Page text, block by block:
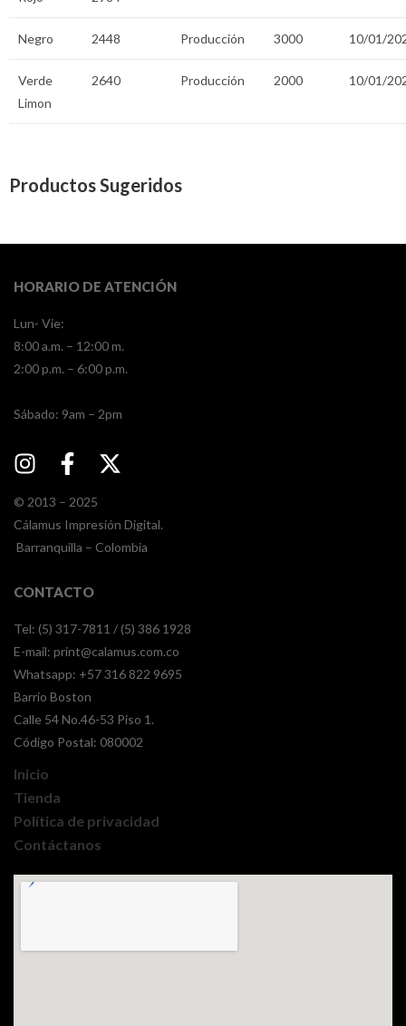
Negro 2448 Producción 3000 10/01/
Verde
Limon
2640 Producción 2000 10/01/
Productos Sugeridos
HORARIO DE ATENCIÓN
Lun- Vie:
8:00 a.m. – 12:00 m.
2:00 p.m. – 6:00 p.m.
​​Sábado: 9am – 2pm
© 2013 – 2025
Cálamus Impresión Digital.
Barranquilla – Colombia
CONTACTO
Tel: (5) 317-7811 / (5) 386 1928
E-mail: print@calamus.com.co
Whatsapp: +57 316 822 9695
Barrio Boston
Calle 54 No.46-53 Piso 1.
Código Postal: 080002
Inicio
Tienda
Política de privacidad
Contáctanos